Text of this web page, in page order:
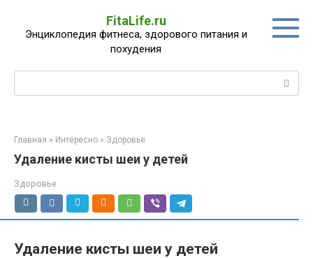
контенту
FitaLife.ru
Энциклопедия фитнеса, здорового питания и
похудения
Главная » Интересно » Здоровье
Удаление кисты шеи у детей
Здоровье
Удаление кисты шеи у детей